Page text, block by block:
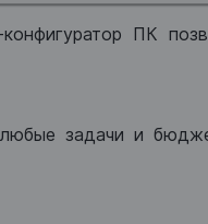
конфигуратор ПК
задачи и